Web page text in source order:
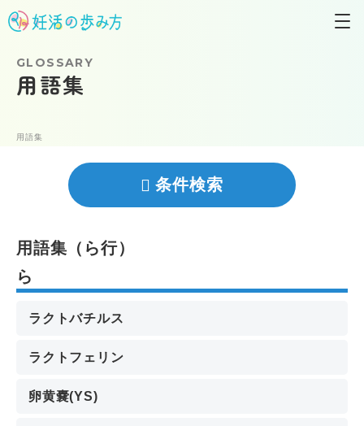
用語集
GLOSSARY
用語集
条件検索
⽤語集（ら行）
ら
ラクトバチルス
ラクトフェリン
卵黄嚢(YS)